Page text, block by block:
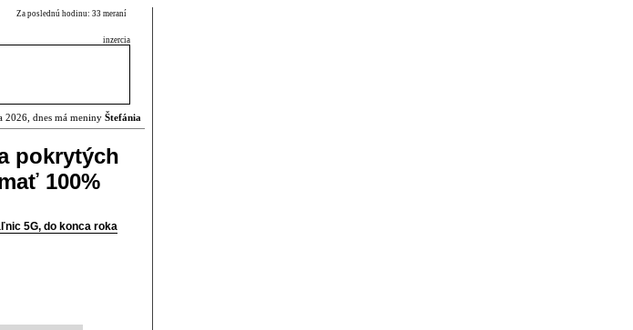
Za poslednú hodinu: 33 meraní
inzercia
2026, dnes má meniny Štefánia
pokrytých
100%
5G, do konca roka